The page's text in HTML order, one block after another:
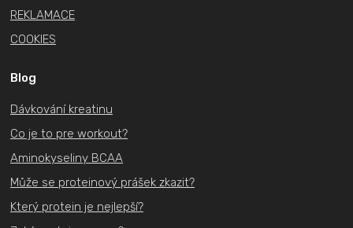
REKLAMACE
COOKIES
Blog
Dávkování kreatinu
Co je to pre workout?
Aminokyseliny BCAA
Může se proteinový prášek zkazit?
Který protein je nejlepší?